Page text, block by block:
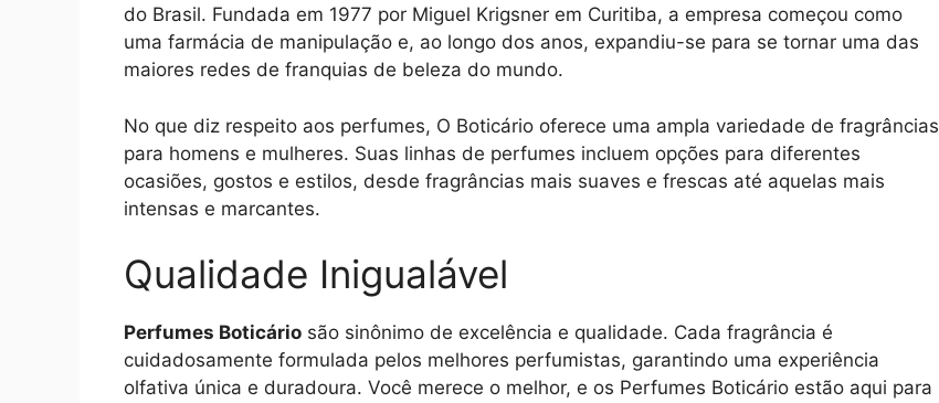
do Brasil. Fundada em 1977 por Miguel Krigsner em Curitiba, a empresa começou como
uma farmácia de manipulação e, ao longo dos anos, expandiu-se para se tornar uma das
maiores redes de franquias de beleza do mundo.
No que diz respeito aos perfumes, O Boticário oferece uma ampla variedade de fragrâncias
para homens e mulheres. Suas linhas de perfumes incluem opções para diferentes
ocasiões, gostos e estilos, desde fragrâncias mais suaves e frescas até aquelas mais
intensas e marcantes.
Qualidade Inigualável
Perfumes Boticário são sinônimo de excelência e qualidade. Cada fragrância é
cuidadosamente formulada pelos melhores perfumistas, garantindo uma experiência
olfativa única e duradoura. Você merece o melhor, e os Perfumes Boticário estão aqui para